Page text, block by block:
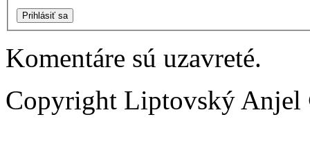
Prihlásiť sa
Komentáre sú uzavreté.
Copyright Liptovský Anjel